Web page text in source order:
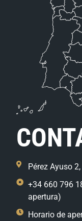
Pérez Ayuso
+34 660 796
apertura)
Horario de